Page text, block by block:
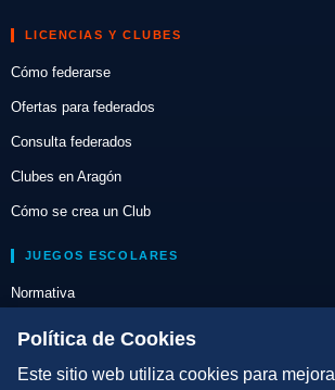
LICENCIAS Y CLUBES
Cómo federarse
Ofertas para federados
Consulta federados
Clubes en Aragón
Cómo se crea un Club
JUEGOS ESCOLARES
Normativa
Escuelas de Triatlón
DIRECCIÓN TÉCNICA
Política de Cookies
Este sitio web utiliza cookies para